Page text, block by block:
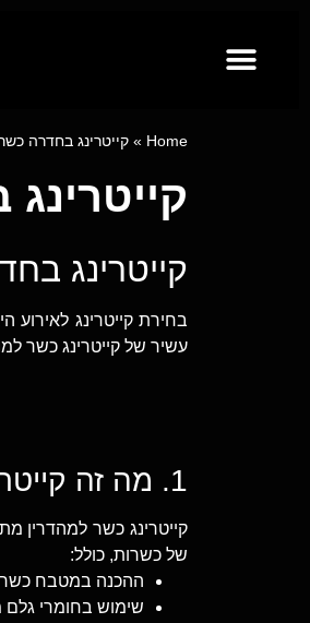
Home
» קייטרינג בחדרה
קייטרינג
בחירת קייטרינג
עשיר של קייטרינג כשר
1. מה זה קייטרינג כשר למהדרין?
קייטרינג כשר למהדרין
של כשרות, כולל:
ההכנה במטבח כשר
שימוש בחומרי גלם